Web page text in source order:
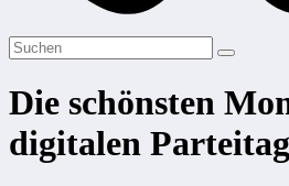
Die schönsten
digitalen